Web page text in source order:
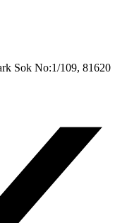
Sok No:1/109, 81620